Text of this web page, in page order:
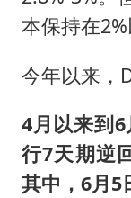
本保持在2%
今年以来，
4月以来到
行7天期逆
其中，6月5